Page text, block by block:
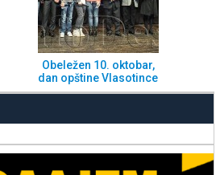
Obeležen 10. oktobar,
dan opštine Vlasotince